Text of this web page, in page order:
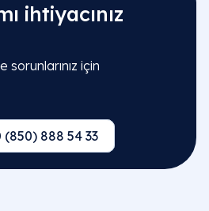
ihtiyacınız
için
(850) 888 54 33